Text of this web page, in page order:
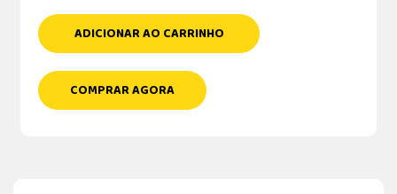
ADICIONAR AO CARRINHO
COMPRAR AGORA